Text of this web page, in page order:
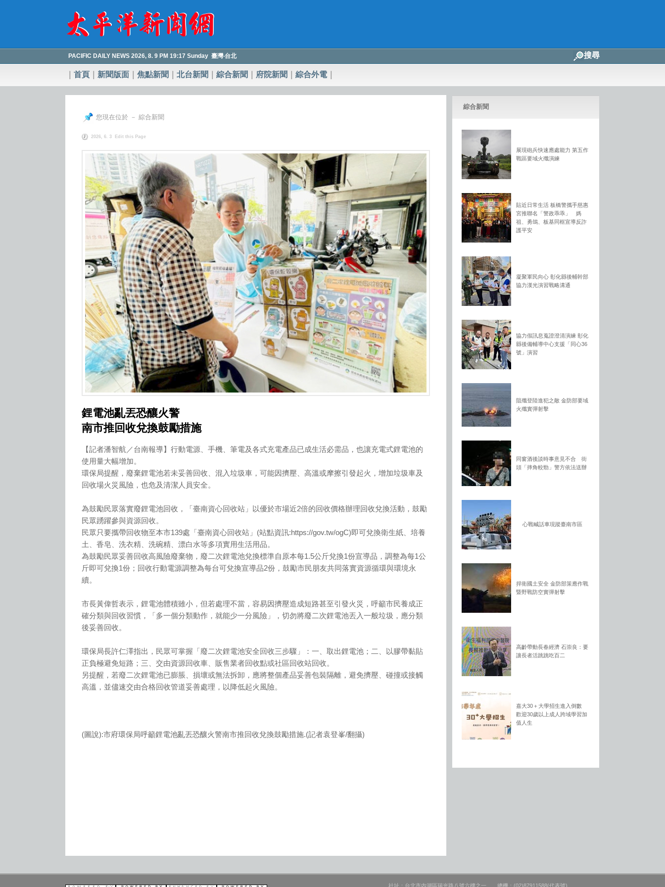
PACIFIC DAILY NEWS 2026, 8. 9 PM 19:17 Sunday 臺灣‧台北 搜尋
首頁 新聞版面 焦點新聞 北台新聞 綜合新聞 府院新聞 綜合外電
您現在位於 － 綜合新聞
2026, 6. 3 Edit this Page
鋰電池亂丟恐釀火警
南市推回收兌換鼓勵措施
【記者潘智航／台南報導】行動電源、手機、筆電及各式充電產品已成生活必需品，也讓充電式鋰電池的
使用量大幅增加。
環保局提醒，廢棄鋰電池若未妥善回收、混入垃圾車，可能因擠壓、高溫或摩擦引發起火，增加垃圾車及
回收場火災風險，也危及清潔人員安全。
為鼓勵民眾落實廢鋰電池回收，「臺南資心回收站」以優於市場近2倍的回收價格辦理回收兌換活動，鼓勵
民眾踴躍參與資源回收。
民眾只要攜帶回收物至本市139處「臺南資心回收站」(站點資訊:https://gov.tw/ogC)即可兌換衛生紙、培養
土、香皂、洗衣精、洗碗精、漂白水等多項實用生活用品。
為鼓勵民眾妥善回收高風險廢棄物，廢二次鋰電池兌換標準自原本每1.5公斤兌換1份宣導品，調整為每1公
斤即可兌換1份；回收行動電源調整為每台可兌換宣導品2份，鼓勵市民朋友共同落實資源循環與環境永
續。
市長黃偉哲表示，鋰電池體積雖小，但若處理不當，容易因擠壓造成短路甚至引發火災，呼籲市民養成正
確分類與回收習慣，「多一個分類動作，就能少一分風險」，切勿將廢二次鋰電池丟入一般垃圾，應分類
後妥善回收。
環保局長許仁澤指出，民眾可掌握「廢二次鋰電池安全回收三步驟」：一、取出鋰電池；二、以膠帶黏貼
正負極避免短路；三、交由資源回收車、販售業者回收點或社區回收站回收。
另提醒，若廢二次鋰電池已膨脹、損壞或無法拆卸，應將整個產品妥善包裝隔離，避免擠壓、碰撞或接觸
高溫，並儘速交由合格回收管道妥善處理，以降低起火風險。
(圖說):市府環保局呼籲鋰電池亂丟恐釀火警南市推回收兌換鼓勵措施.(記者袁登峯/翻攝)
綜合新聞
展現砲兵快速應處能力 第五作
戰區要域火殲演練
貼近日常生活 板橋警攜手慈惠
宮推聯名「警政乖乖」 媽
祖、勇鴿、板基同框宣導反詐
護平安
凝聚軍民向心 彰化縣後輔幹部
協力漢光演習戰略溝通
協力假訊息蒐證澄清演練 彰化
縣後備輔導中心支援「同心36
號」演習
阻殲登陸進犯之敵 金防部要域
火殲實彈射擊
同窗酒後談時事意見不合 街
頭「摔角較勁」警方依法送辦
心戰喊話車現蹤臺南市區
捍衛國土安全 金防部策應作戰
暨野戰防空實彈射擊
高齡帶動長春經濟 石崇良：要
讓長者活跳跳吃百二
嘉大30＋大學招生進入倒數
歡迎30歲以上成人跨域學習加
值人生
社址：台北市內湖區瑞光路八號六樓之一 總機：(02)87911588(代表號)